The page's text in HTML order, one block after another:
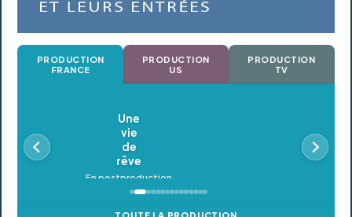
PRODUCTION
FRANCE
PRODUCTION
US
PRODUCTION
TV
Oldeupe
En postproduction